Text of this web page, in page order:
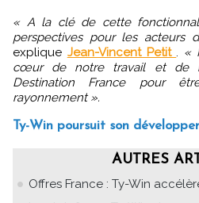
« A la clé de cette
perspectives pour les acteurs
explique Jean-Vincent Petit
«
cœur de notre travail et de
Destination France pour
rayonnement ».
Ty-Win poursuit son
AUTRES
Offres France : Ty-Win